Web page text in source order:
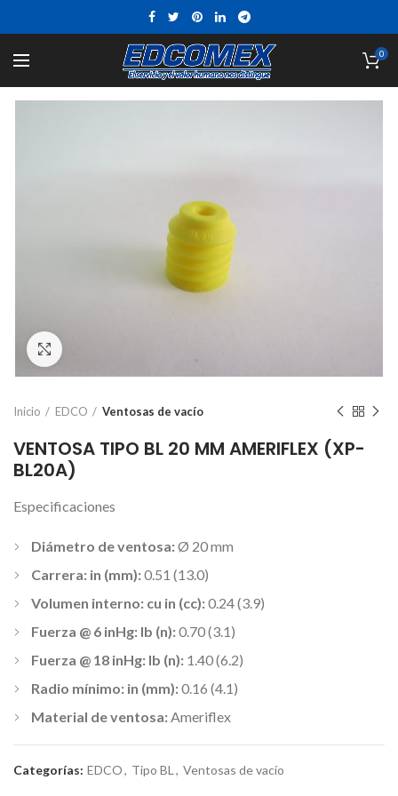
0
Inicio EDCO Ventosas de vacío
VENTOSA TIPO BL 20 MM AMERIFLEX (XP-
BL20A)
Especificaciones
Diámetro de ventosa:Ø 20 mm
Carrera: in (mm):0.51 (13.0)
Volumen interno: cu in (cc):0.24 (3.9)
Fuerza @ 6 inHg: lb (n):0.70 (3.1)
Fuerza @ 18 inHg: lb (n): 1.40 (6.2)
Radio mínimo: in (mm):0.16 (4.1)
Material de ventosa:Ameriflex
Categorías: EDCO, Tipo BL , Ventosas de vacío